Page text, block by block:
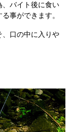
、バイト後に食い
事ができます。
、口の中に入りや